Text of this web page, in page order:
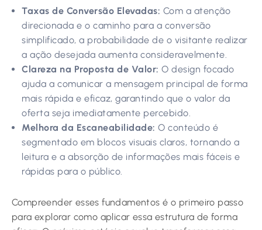
Taxas de Conversão Elevadas: Com a atenção
direcionada e o caminho para a conversão
simplificado, a probabilidade de o visitante realizar
a ação desejada aumenta consideravelmente.
Clareza na Proposta de Valor: O design focado
ajuda a comunicar a mensagem principal de forma
mais rápida e eficaz, garantindo que o valor da
oferta seja imediatamente percebido.
Melhora da Escaneabilidade: O conteúdo é
segmentado em blocos visuais claros, tornando a
leitura e a absorção de informações mais fáceis e
rápidas para o público.
Compreender esses fundamentos é o primeiro passo
para explorar como aplicar essa estrutura de forma